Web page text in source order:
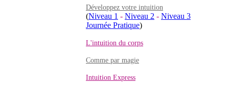
Développez votre intuition
(Niveau 1 - Niveau 2 - Niveau 3
Journée Pratique)
L'intuition du corps
Comme par magie
Intuition Express